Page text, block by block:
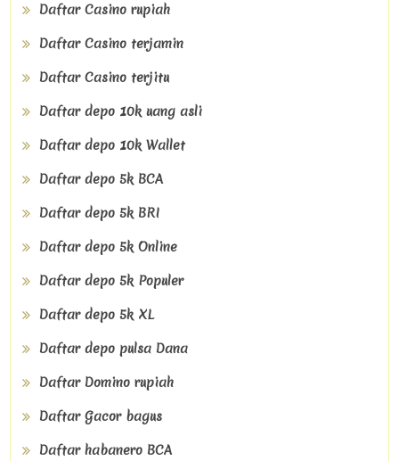
Daftar Casino rupiah
Daftar Casino terjamin
Daftar Casino terjitu
Daftar depo 10k uang asli
Daftar depo 10k Wallet
Daftar depo 5k BCA
Daftar depo 5k BRI
Daftar depo 5k Online
Daftar depo 5k Populer
Daftar depo 5k XL
Daftar depo pulsa Dana
Daftar Domino rupiah
Daftar Gacor bagus
Daftar habanero BCA